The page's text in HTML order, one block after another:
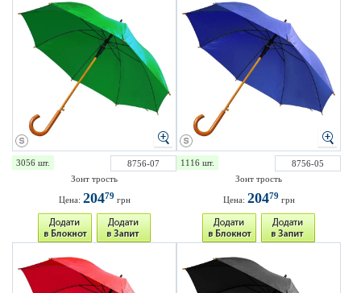
3056 шт.
8756-07
Зонт трость
Цена: 20479 грн
1116 шт.
8756-05
Зонт трость
Цена: 20479 грн